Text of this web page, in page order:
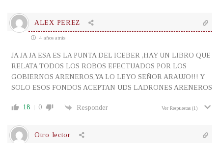
ALEX PEREZ
4 años atrás
JA JA JA ESA ES LA PUNTA DEL ICEBER ,HAY UN LIBRO QUE
RELATA TODOS LOS ROBOS EFECTUADOS POR LOS
GOBIERNOS ARENEROS,YA LO LEYO SEÑOR ARAUJO!!! Y
SOLO ESOS FONDOS ACEPTAN UDS LADRONES ARENEROS
18 0 Responder Ver Respuestas (1)
Otro lector